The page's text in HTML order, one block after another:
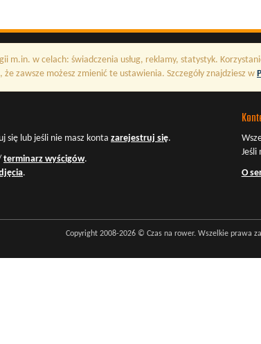
m.in. w celach: świadczenia usług, reklamy, statystyk.
zawsze możesz zmienić te ustawienia. Szczegóły znajdziesz w
się lub jeśli nie masz konta zarejestruj się.
terminarz wyścigów.
.
Jeśli
O
Copyright 2008-2026 © Czas na rower. Wszelkie prawa